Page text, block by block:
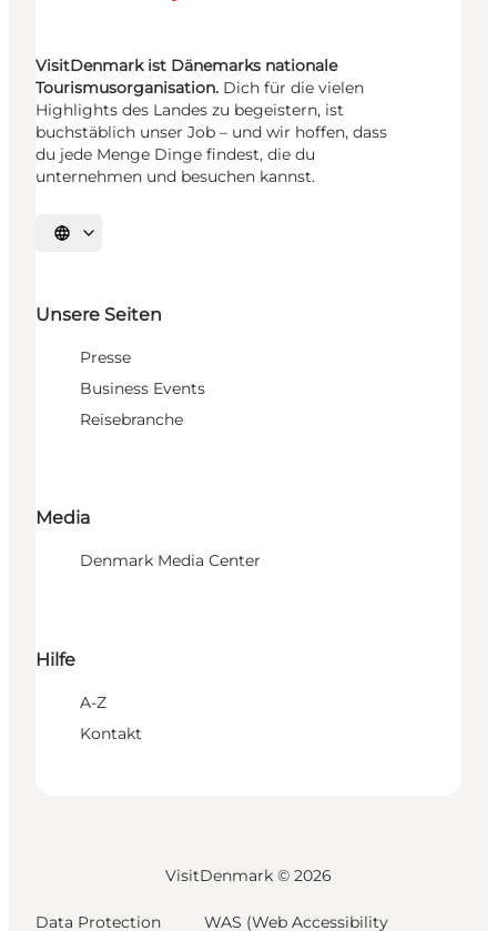
VisitDenmark ist Dänemarks nationale
Tourismusorganisation. Dich für die vielen
Highlights des Landes zu begeistern, ist
buchstäblich unser Job – und wir hoffen, dass
du jede Menge Dinge findest, die du
unternehmen und besuchen kannst.
Sprache auswählen
Unsere Seiten
Presse
Business Events
Reisebranche
Media
Denmark Media Center
Hilfe
A-Z
Kontakt
VisitDenmark © 2026
Data Protection WAS (Web Accessibility